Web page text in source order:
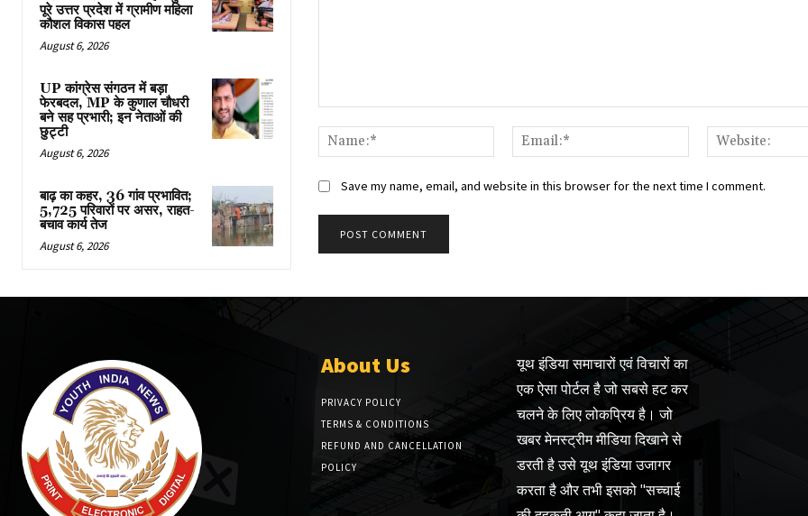
पूरे उत्तर प्रदेश में ग्रामीण महिला
कौशल विकास पहल
August 6, 2026
UP कांग्रेस संगठन में बड़ा
फेरबदल, MP के कुणाल चौधरी
बने सह प्रभारी; इन नेताओं की
छुट्टी
August 6, 2026
बाढ़ का कहर, 36 गांव प्रभावित;
5,725 परिवारों पर असर, राहत-
बचाव कार्य तेज
August 6, 2026
Name:*
Email:*
Save my name, email, and website in this browser for the next time I comment.
About Us
PRIVACY POLICY
TERMS & CONDITIONS
REFUND AND CANCELLATION
POLICY
यूथ इंडिया समाचारों एवं विचारों का
एक ऐसा पोर्टल है जो सबसे हट कर
चलने के लिए लोकप्रिय है। जो
खबर मेनस्ट्रीम मीडिया दिखाने से
डरती है उसे यूथ इंडिया उजागर
करता है और तभी इसको "सच्चाई